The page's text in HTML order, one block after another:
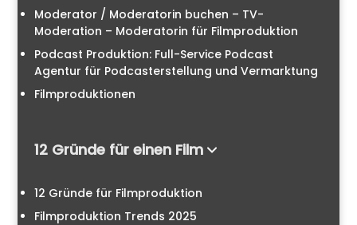
Moderator / Moderatorin buchen – TV-
Moderation – Moderatorin für Filmproduktion
Podcast Produktion: Full-Service Podcast
Agentur für Podcasterstellung und Vermarktung
Filmproduktionen
12 Gründe für einen Film
12 Gründe für Filmproduktion
Filmproduktion Trends 2025